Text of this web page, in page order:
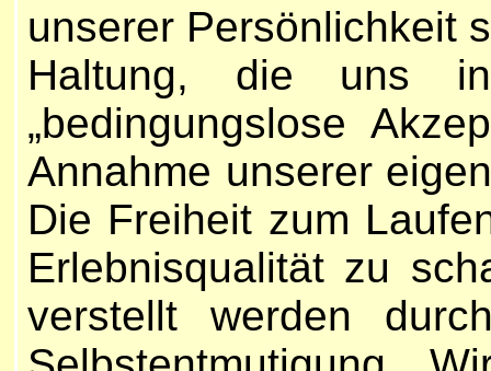
unserer Persönlichkeit
Haltung, die uns
„bedingungslose
Annahme unserer
Die Freiheit zum
Erlebnisqualität zu
verstellt werden